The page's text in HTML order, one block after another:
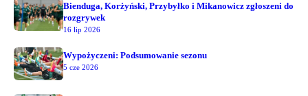
Bienduga, Korżyński, Przybyłko i Mikanowicz zgłoszeni do
rozgrywek
16 lip 2026
Wypożyczeni: Podsumowanie sezonu
5 cze 2026